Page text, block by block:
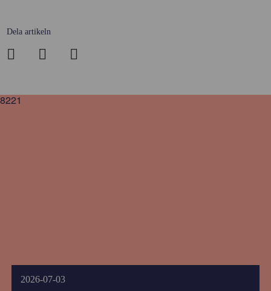
Dela artikeln
8221
2026-07-03